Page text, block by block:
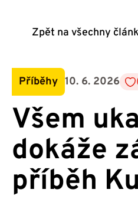
Zpět na všechny
Příběhy 10. 6. 2026
Všem
dokáže
příběh